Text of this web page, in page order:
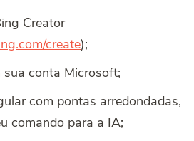
Creator
create);
sua conta Microsoft;
com pontas arredondadas,
comando para a IA;